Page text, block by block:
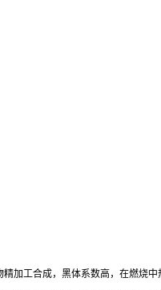
加工合成，黑体系数高，在燃烧